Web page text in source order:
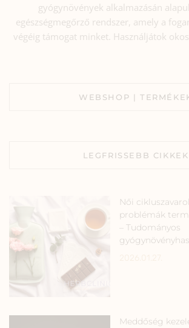
gyógynövények alkalmazásán
egészségmegőrző rendszer, amely a
végéig támogat minket. Használjátok
WEBSHOP |
LEGFRISSEBB CIKKEK
Női
problémák
– Tudományos
Meddőség